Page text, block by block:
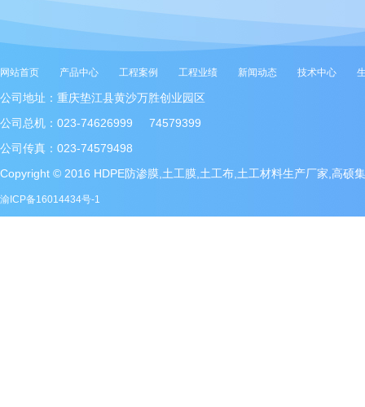
网站首页 产品中心 工程案例 工程业绩 新闻动态 技术中心
公司地址：重庆垫江县黄沙万胜创业园区
公司总机：023-74626999 74579399
公司传真：023-74579498
Copyright © 2016 HDPE防渗膜,土工膜,土工布,土工材料生产厂家,高硕
渝ICP备16014434号-1